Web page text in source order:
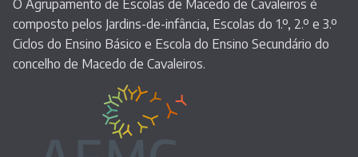
O Agrupamento de Escolas de Macedo de Cavaleiros é
composto pelos Jardins-de-infância, Escolas do 1.º, 2.º e 3.º
Ciclos do Ensino Básico e Escola do Ensino Secundário do
concelho de Macedo de Cavaleiros.